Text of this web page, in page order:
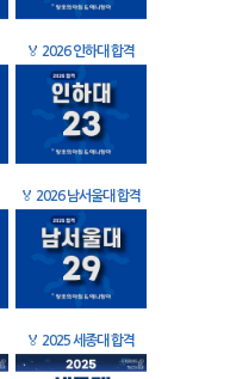
🏅 2026 인하대 합격
🏅 2026 남서울대 합격
🏅 2025 세종대 합격